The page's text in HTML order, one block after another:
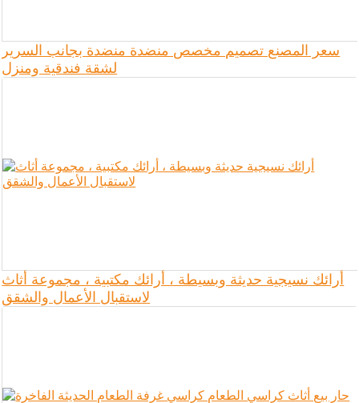
سعر المصنع تصميم مخصص منضدة منضدة بجانب السرير
لشقة فندقية ومنزل
أرائك نسيجية حديثة وبسيطة ، أرائك مكتبية ، مجموعة أثاث
لاستقبال الأعمال والشقق